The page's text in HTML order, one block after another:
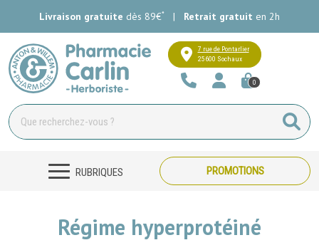
Livraison gratuite dès 89€* | Retrait gratuit en 2h
Pharmacie Carlin Votre
7 rue de Pontarlier
25600 Sochaux
0
RUBRIQUES PROMOTIONS
Régime hyperprotéiné